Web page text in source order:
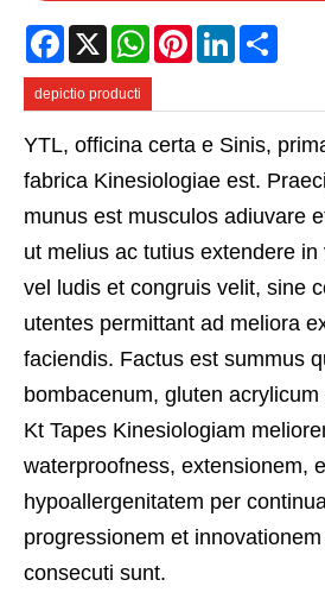
Facebook
X WhatsAppPinterestLinkedIn
depictio producti
YTL, officina certa e Sinis,
fabrica Kinesiologiae est.
munus est musculos adiuvare
ut melius ac tutius extendere
vel ludis et congruis velit, sine
utentes permittant ad meliora
faciendis. Factus est summus
bombacenum, gluten
Kt Tapes Kinesiologiam
waterproofness, extensionem,
hypoallergenitatem per
progressionem et
consecuti sunt.